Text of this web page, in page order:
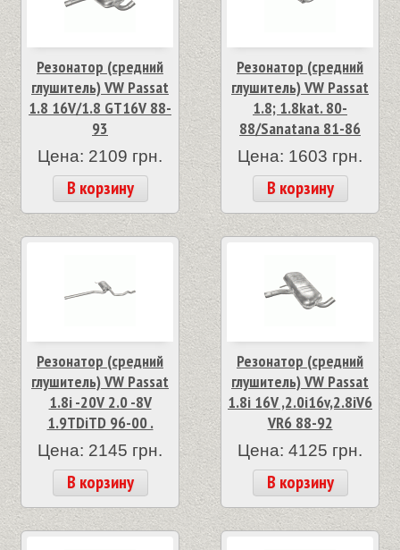
Резонатор (средний
глушитель) VW Passat
1.8 16V/1.8 GT16V 88-
93
Цена: 2109 грн.
В корзину
Резонатор (средний
глушитель) VW Passat
1.8; 1.8kat. 80-
88/Sanatana 81-86
Цена: 1603 грн.
В корзину
Резонатор (средний
глушитель) VW Passat
1.8i -20V 2.0 -8V
1.9TDiTD 96-00 .
Цена: 2145 грн.
В корзину
Резонатор (средний
глушитель) VW Passat
1.8i 16V ,2.0i16v,2.8iV6
VR6 88-92
Цена: 4125 грн.
В корзину